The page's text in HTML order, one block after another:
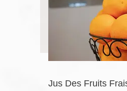
Jus Des Fruits